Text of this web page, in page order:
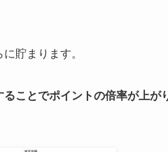
貯まります。
ことでポイントの倍率が上が